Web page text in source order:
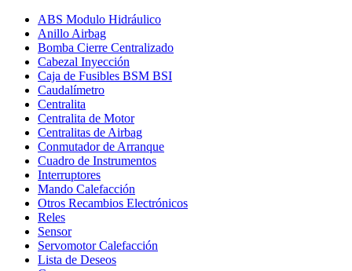
ABS Modulo Hidráulico
Anillo Airbag
Bomba Cierre Centralizado
Cabezal Inyección
Caja de Fusibles BSM BSI
Caudalímetro
Centralita
Centralita de Motor
Centralitas de Airbag
Conmutador de Arranque
Cuadro de Instrumentos
Interruptores
Mando Calefacción
Otros Recambios Electrónicos
Reles
Sensor
Servomotor Calefacción
Lista de Deseos